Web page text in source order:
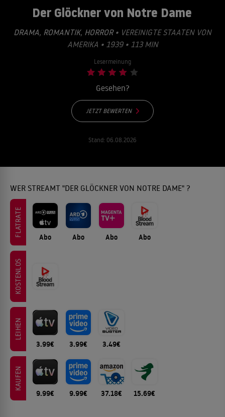
Der Glöckner von Notre Dame
DRAMA, ROMANTIK, HORROR• VEREINIGTE STAATEN VON
AMERIKA • 1939 • 113 MIN
Lesermeinung
Gesehen?
JETZT BEWERTEN
Stand: 06.08.2026
WER STREAMT "DER GLÖCKNER VON NOTRE DAME" ?
FLATRATE Abo Abo Abo Abo
KOSTENLOS
LEIHEN
3.99€ 3.99€ 3.49€
KAUFEN
9.99€ 9.99€ 37.18€ 15.69€